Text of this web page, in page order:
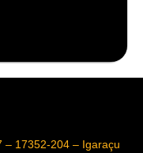
– 17352-204 – Igaraçu